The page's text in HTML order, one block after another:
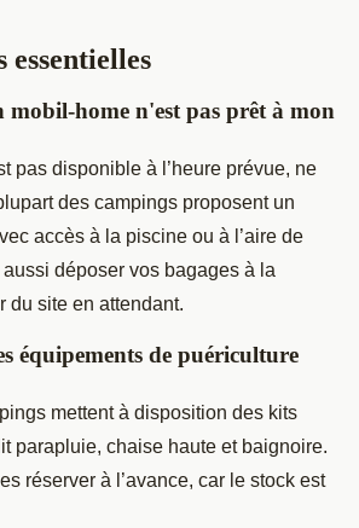
essentielles
mobil-home n'est pas prêt à mon
pas disponible à l’heure prévue, ne
des campings proposent un
accès à la piscine ou à l’aire de
déposer vos bagages à la
du site en attendant.
équipements de puériculture
mettent à disposition des kits
parapluie, chaise haute et baignoire.
réserver à l’avance, car le stock est